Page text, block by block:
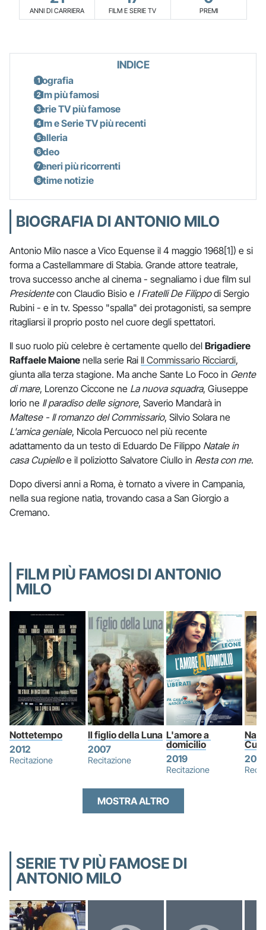
ANNI DI CARRIERA FILM E SERIE TV PREMI
INDICE
Biografia
Film più famosi
Serie TV più famose
Film e Serie TV più recenti
Galleria
Video
Generi più ricorrenti
Ultime notizie
BIOGRAFIA DI ANTONIO MILO
Antonio Milo nasce a Vico Equense il 4 maggio 1968[1]) e si
forma a Castellammare di Stabia. Grande attore teatrale,
trova successo anche al cinema - segnaliamo i due film sul
Presidentecon Claudio Bisio e I Fratelli De Filippodi Sergio
Rubini - e in tv. Spesso "spalla" dei protagonisti, sa sempre
ritagliarsi il proprio posto nel cuore degli spettatori.
Il suo ruolo più celebre è certamente quello del Brigadiere
Raffaele Maione nella serie Rai Il Commissario Ricciardi,
giunta alla terza stagione. Ma anche Sante Lo Foco in Gente
di mare, Lorenzo Ciccone ne La nuova squadra, Giuseppe
Iorio ne Il paradiso delle signore, Saverio Mandarà in
Maltese - Il romanzo del Commissario, Silvio Solara ne
L'amica geniale, Nicola Percuoco nel più recente
adattamento da un testo di Eduardo De Filippo Natale in
casa Cupielloe il poliziotto Salvatore Ciullo in Resta con me.
Dopo diversi anni a Roma, è tornato a vivere in Campania,
nella sua regione natìa, trovando casa a San Giorgio a
Cremano.
FILM PIÙ FAMOSI DI ANTONIO
MILO
Nottetempo
2012
Recitazione
Il figlio della Luna
2007
Recitazione
L'amore a
domicilio
2019
Recitazione
MOSTRA ALTRO
SERIE TV PIÙ FAMOSE DI
ANTONIO MILO